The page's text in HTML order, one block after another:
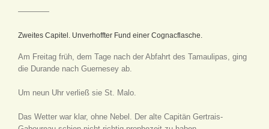
————
Zweites Capitel. Unverhoffter Fund einer Cognacflasche.
Am Freitag früh, dem Tage nach der Abfahrt des Tamaulipas, ging
die Durande nach Guernesey ab.
Um neun Uhr verließ sie St. Malo.
Das Wetter war klar, ohne Nebel. Der alte Capitän Gertrais-